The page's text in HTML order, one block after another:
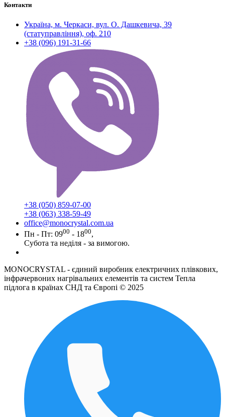
Контакти
Україна, м. Черкаси, вул. О. Дашкевича, 39
(статуправління), оф. 210
+38 (096) 191-31-66
+38 (050) 859-07-00
+38 (063) 338-59-49
office@monocrystal.com.ua
Пн - Пт: 0900 - 1800,
Субота та неділя - за вимогою.
MONOCRYSTAL - єдиний виробник електричних плівкових,
інфрачервоних нагрівальних елементів та систем Тепла
підлога в країнах СНД та Європі © 2025